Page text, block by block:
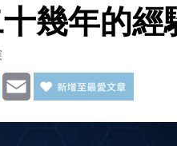
十幾年的經
LinkedInEmail